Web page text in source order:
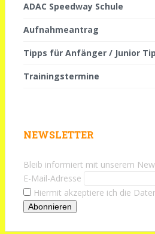
ADAC Speedway Schule
Aufnahmeantrag
Tipps für Anfänger / Junior
Trainingstermine
NEWSLETTER
Bleib informiert mit unserem
E-Mail-Adresse
Hiermit akzeptiere ich die